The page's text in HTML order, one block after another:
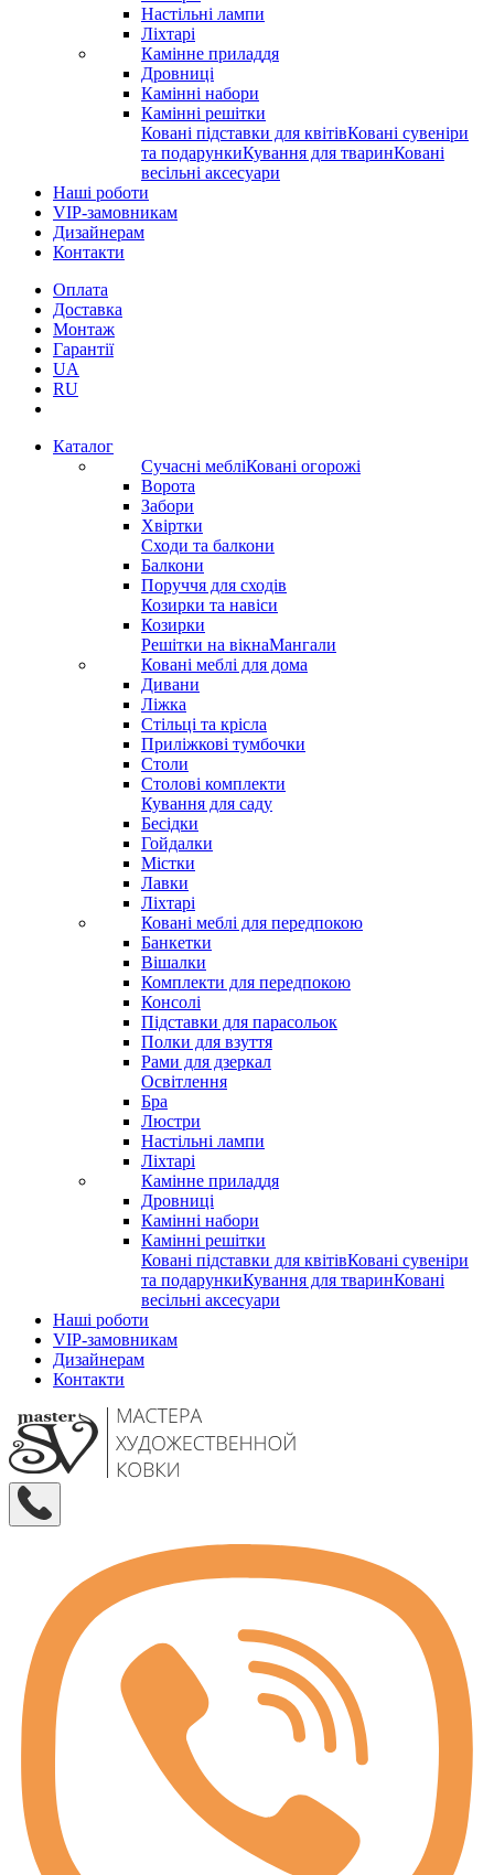
Настільні лампи
Ліхтарі
Камінне приладдя
Дровниці
Камінні набори
Камінні решітки
Ковані підставки для квітівКовані сувеніри
та подарункиКування для тваринКовані
весільні аксесуари
Наші роботи
VIP-замовникам
Дизайнерам
Контакти
Оплата
Доставка
Монтаж
Гарантії
UA
RU
Каталог
Сучасні мебліКовані огорожі
Ворота
Забори
Хвіртки
Сходи та балкони
Балкони
Поруччя для сходів
Козирки та навіси
Козирки
Решітки на вікнаМангали
Ковані меблі для дома
Дивани
Ліжка
Стільці та крісла
Приліжкові тумбочки
Столи
Столові комплекти
Кування для саду
Бесідки
Гойдалки
Містки
Лавки
Ліхтарі
Ковані меблі для передпокою
Банкетки
Вішалки
Комплекти для передпокою
Консолі
Підставки для парасольок
Полки для взуття
Рами для дзеркал
Освітлення
Бра
Люстри
Настільні лампи
Ліхтарі
Камінне приладдя
Дровниці
Камінні набори
Камінні решітки
Ковані підставки для квітівКовані сувеніри
та подарункиКування для тваринКовані
весільні аксесуари
Наші роботи
VIP-замовникам
Дизайнерам
Контакти